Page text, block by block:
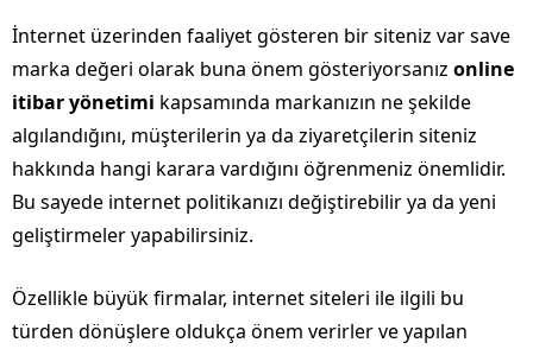
İnternet üzerinden faaliyet gösteren bir siteniz var save
marka değeri olarak buna önem gösteriyorsanız online
itibar yönetimi kapsamında markanızın ne şekilde
algılandığını, müşterilerin ya da ziyaretçilerin siteniz
hakkında hangi karara vardığını öğrenmeniz önemlidir.
Bu sayede internet politikanızı değiştirebilir ya da yeni
geliştirmeler yapabilirsiniz.
Özellikle büyük firmalar, internet siteleri ile ilgili bu
türden dönüşlere oldukça önem verirler ve yapılan